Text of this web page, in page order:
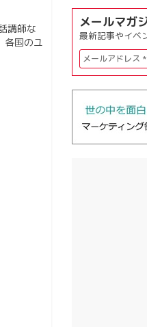
講師な
各国のユ
メールマガ
最新記事やイベ